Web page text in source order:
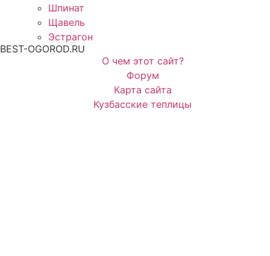
Шпинат
Щавель
Эстрагон
BEST-OGOROD.RU
О чем этот сайт?
Форум
Карта сайта
Кузбасские теплицы